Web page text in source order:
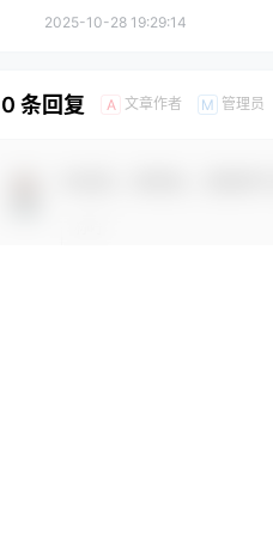
2025-10-28 19:29:14
0 条回复 A 文章作者 M 管理员